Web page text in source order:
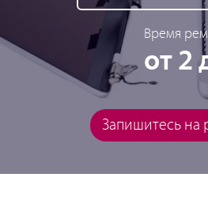
Время
от 2
Запишитесь на